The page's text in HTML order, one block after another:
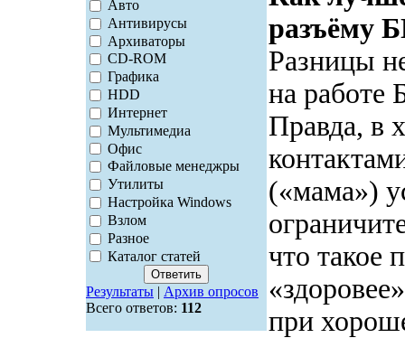
Авто
Антивирусы
Архиваторы
CD-ROM
Графика
HDD
Интернет
Мультимедиа
Офис
Файловые менеджры
Утилиты
Настройка Windows
Взлом
Разное
Каталог статей
Результаты| Архив опросов
Всего ответов: 112
разъёму
Разницы
на работе
Правда, в
(«мама»)
что такое
при